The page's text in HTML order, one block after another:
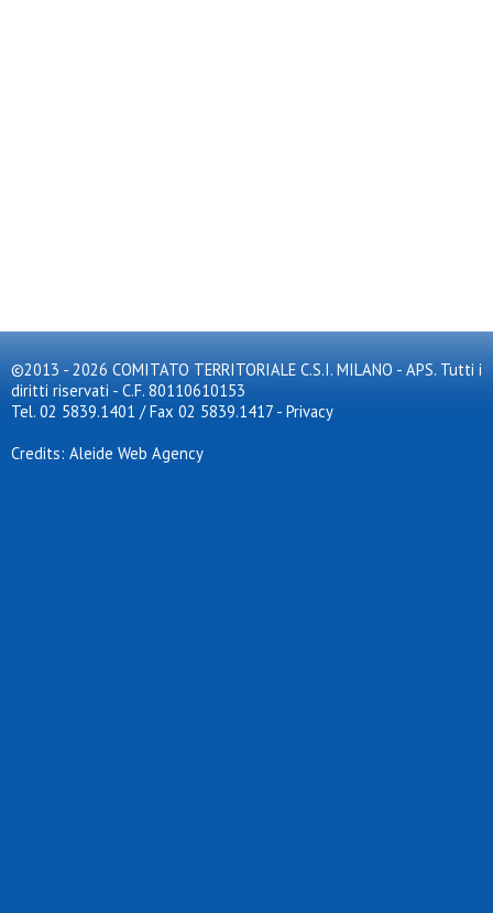
©2013 - 2026 COMITATO TERRITORIALE C.S.I. MILANO - APS. Tutti i
diritti riservati - C.F. 80110610153
Tel. 02 5839.1401 / Fax 02 5839.1417 - Privacy
Credits: Aleide Web Agency